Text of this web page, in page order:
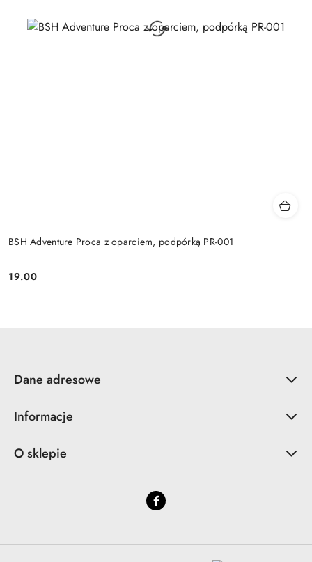
BSH Adventure Proca z oparciem, podpórką PR-001
Cena:
19.00
Dane adresowe
Informacje
O sklepie